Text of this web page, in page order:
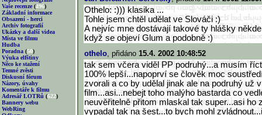
Vaše recenze (496)
Základní informace
Obsazení - herci
Archiv fotografií
Ukázky a další videa
Místa ve filmu
Hudba
Poradna (50)
Výuka elfštiny
Něco ke stažení
Temné zvěsti
Diskusní fórum
Názory, úvahy
Komentáře k filmu
Adresář LOTRů (622)
Bannery webu
WebRing
Othelo: :))) klasika ...
Tohle jsem chtěl udělat ve Slováči :)
A nejvíc mne dostávají takové ty hlášky
když se objeví Glum a podobně :)
othelo, přidáno 15.4. 2002 10:48:52
tak sem včera viděl PP podruhý...a musím
100% lepší...napoprví se člověk moc
zvorali a co by udělal jinak ale na podruhý už
film...asi...nebejt toho malýho bastarda co
neuvěřitelně přitom mlaskal tak super...asi ho
vypadal tak na šest...to bych mohl